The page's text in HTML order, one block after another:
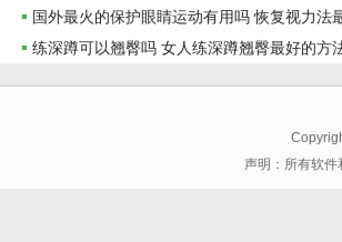
国外最火的保护眼睛运动有用吗 恢复视力法
练深蹲可以翘臀吗 女人练深蹲翘臀最好的方
声明：所有软件